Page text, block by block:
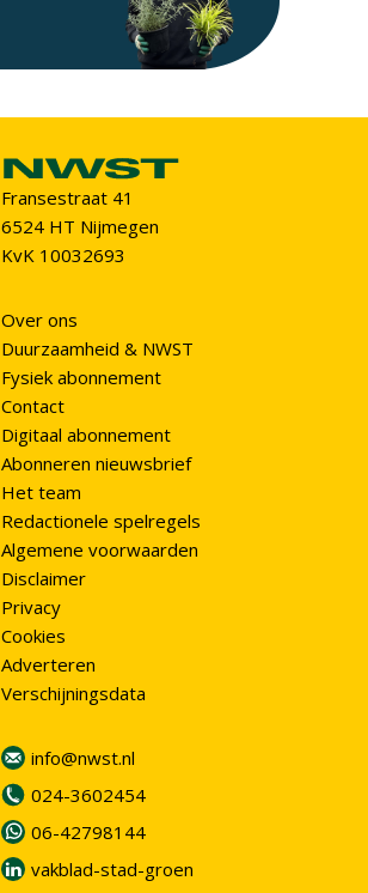
Fransestraat 41
6524 HT Nijmegen
KvK 10032693
Over ons
Duurzaamheid & NWST
Fysiek abonnement
Contact
Digitaal abonnement
Abonneren nieuwsbrief
Het team
Redactionele spelregels
Algemene voorwaarden
Disclaimer
Privacy
Cookies
Adverteren
Verschijningsdata
info@nwst.nl
024-3602454
06-42798144
vakblad-stad-groen